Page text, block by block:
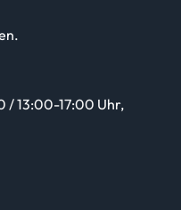
/ 13:00-17:00 Uhr,